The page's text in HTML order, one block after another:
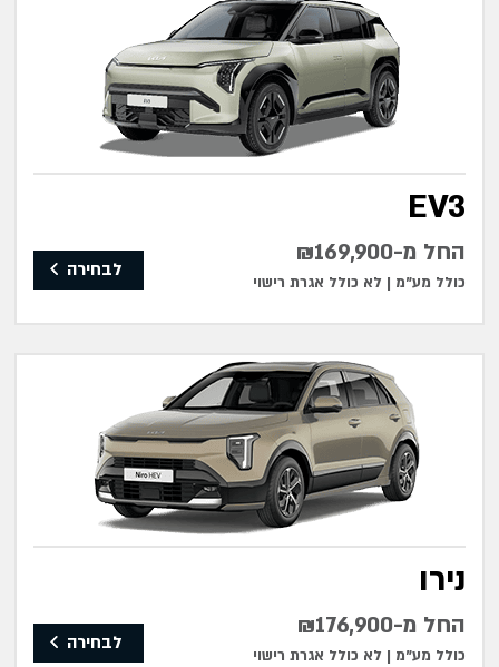
EV3
החל מ-₪169,900
כולל מע"מ | לא כולל אגרת רישוי
לבחירה
נירו
החל מ-₪176,900
כולל מע"מ | לא כולל אגרת רישוי
לבחירה